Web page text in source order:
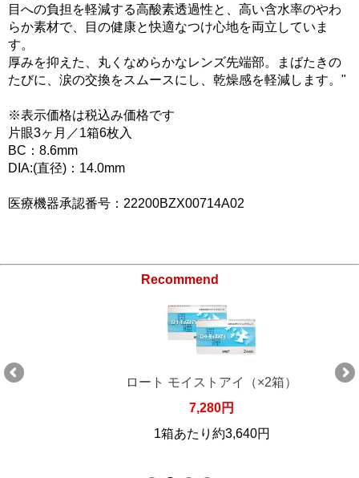
目への負担を軽減する高酸素透過性と、高い含水率のやわ
らか素材で、目の健康と快適なつけ心地を両立していま
す。
厚みを抑えた、丸くなめらかなレンズ先端部。まばたきの
たびに、涙の交換をスムースにし、乾燥感を軽減します。"
※表示価格は税込み価格です
片眼3ヶ月／1箱6枚入
BC：8.6mm
DIA:(直径)：14.0mm
医療機器承認番号：22200BZX00714A02
Recommend
ロート モイストアイ（×2箱）
7,280円
1箱あたり約3,640円